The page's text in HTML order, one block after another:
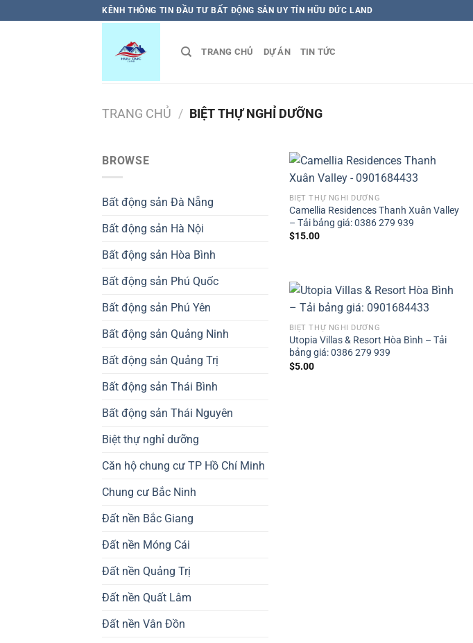
qua
KÊNH THÔNG TIN ĐẦU TƯ BẤT ĐỘNG SẢN UY TÍN HỮU ĐỨC LAND
TRANG CHỦ DỰ ÁN TIN TỨC
TRANG CHỦ / BIỆT THỰ NGHỈ DƯỠNG
BROWSE
Bất động sản Đà Nẵng
Bất động sản Hà Nội
Bất động sản Hòa Bình
Bất động sản Phú Quốc
Bất động sản Phú Yên
Bất động sản Quảng Ninh
Bất động sản Quảng Trị
Bất động sản Thái Bình
Bất động sản Thái Nguyên
Biệt thự nghỉ dưỡng
Căn hộ chung cư TP Hồ Chí Minh
Chung cư Bắc Ninh
Đất nền Bắc Giang
Đất nền Móng Cái
Đất nền Quảng Trị
Đất nền Quất Lâm
Đất nền Vân Đồn
BIỆT THỰ NGHỈ DƯỠNG
Camellia Residences Thanh Xuân Valley
– Tải bảng giá: 0386 279 939
$15.00
BIỆT THỰ NGHỈ DƯỠNG
Utopia Villas & Resort Hòa Bình – Tải
bảng giá: 0386 279 939
$5.00